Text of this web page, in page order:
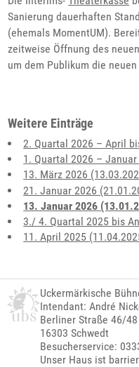
Sanierung dauerhaften
(ehemals MomentUM).
zeitweise Öffnung des
um dem Publikum die
Weitere Einträge
2. Quartal 2026 – April
1. Quartal 2026 –
13. März 2026
21. Januar 2026
13. Januar 2026
3./ 4. Quartal 2025 bis
11. April 2025
Uckermärkische
Intendant: André
Berliner Straße 46/48
16303 Schwedt
Besucherservice:
Unser Haus ist